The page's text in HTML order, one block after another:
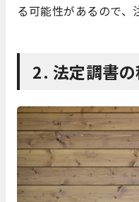
る可能性があるので、
2. 法定調書